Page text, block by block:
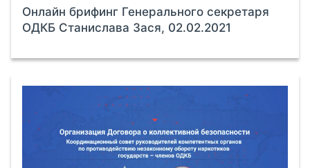
Онлайн брифинг Генерального секретаря
ОДКБ Станислава Зася, 02.02.2021